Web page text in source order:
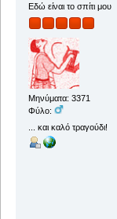
Εδώ είναι το σπίτι μου
Μηνύματα: 3371
Φύλο:
... και καλό τραγούδι!